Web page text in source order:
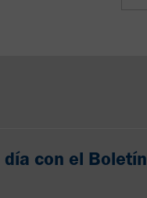
con el Boletín